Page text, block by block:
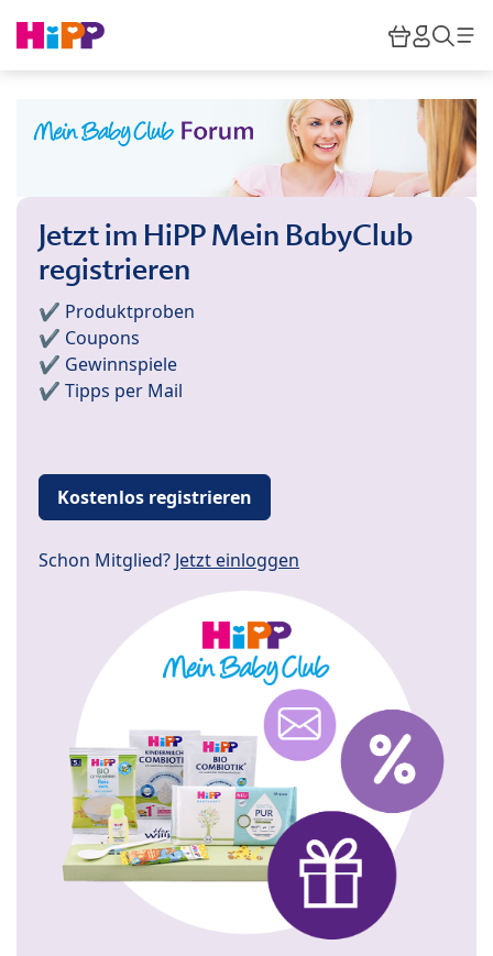
HiPP
Jetzt im HiPP Mein BabyClub
registrieren
✔️ Produktproben
✔️ Coupons
✔️ Gewinnspiele
✔️ Tipps per Mail
Kostenlos registrieren
Schon Mitglied? Jetzt einloggen